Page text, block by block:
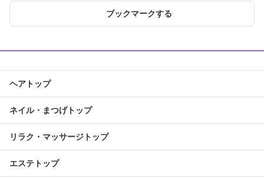
ブックマークする
ヘアトップ
ネイル・まつげトップ
リラク・マッサージトップ
エステトップ